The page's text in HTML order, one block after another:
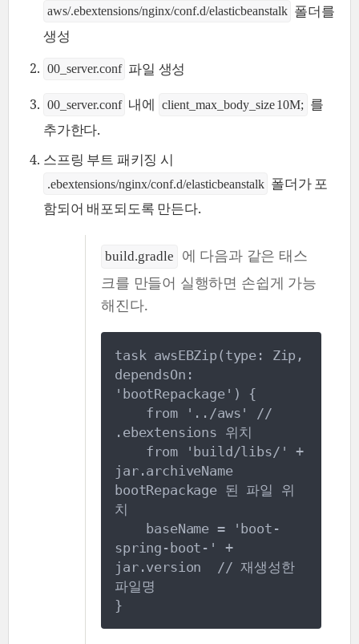
aws/.ebextensions/nginx/conf.d/elasticbeanstalk 폴더를
생성
00_server.conf 파일 생성
00_server.conf 내에 client_max_body_size 10M; 를
추가한다.
스프링 부트 패키징 시
.ebextensions/nginx/conf.d/elasticbeanstalk 폴더가 포
함되어 배포되도록 만든다.
build.gradle
에 다음과 같은 태스
크를 만들어 실행하면 손쉽게 가능
해진다.
task awsEBZip(type: Zip,
dependsOn:
'bootRepackage') {
.ebextensions 위치
jar.archiveName
bootRepackage 된 파일 위
치
spring-boot-' +
jar.version  // 재생성한
파일명
}